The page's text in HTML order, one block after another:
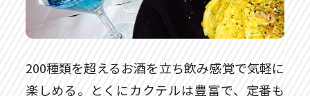
200種類を超えるお酒を立ち飲み感覚で気軽に
楽しめる。とくにカクテルは豊富で、定番も